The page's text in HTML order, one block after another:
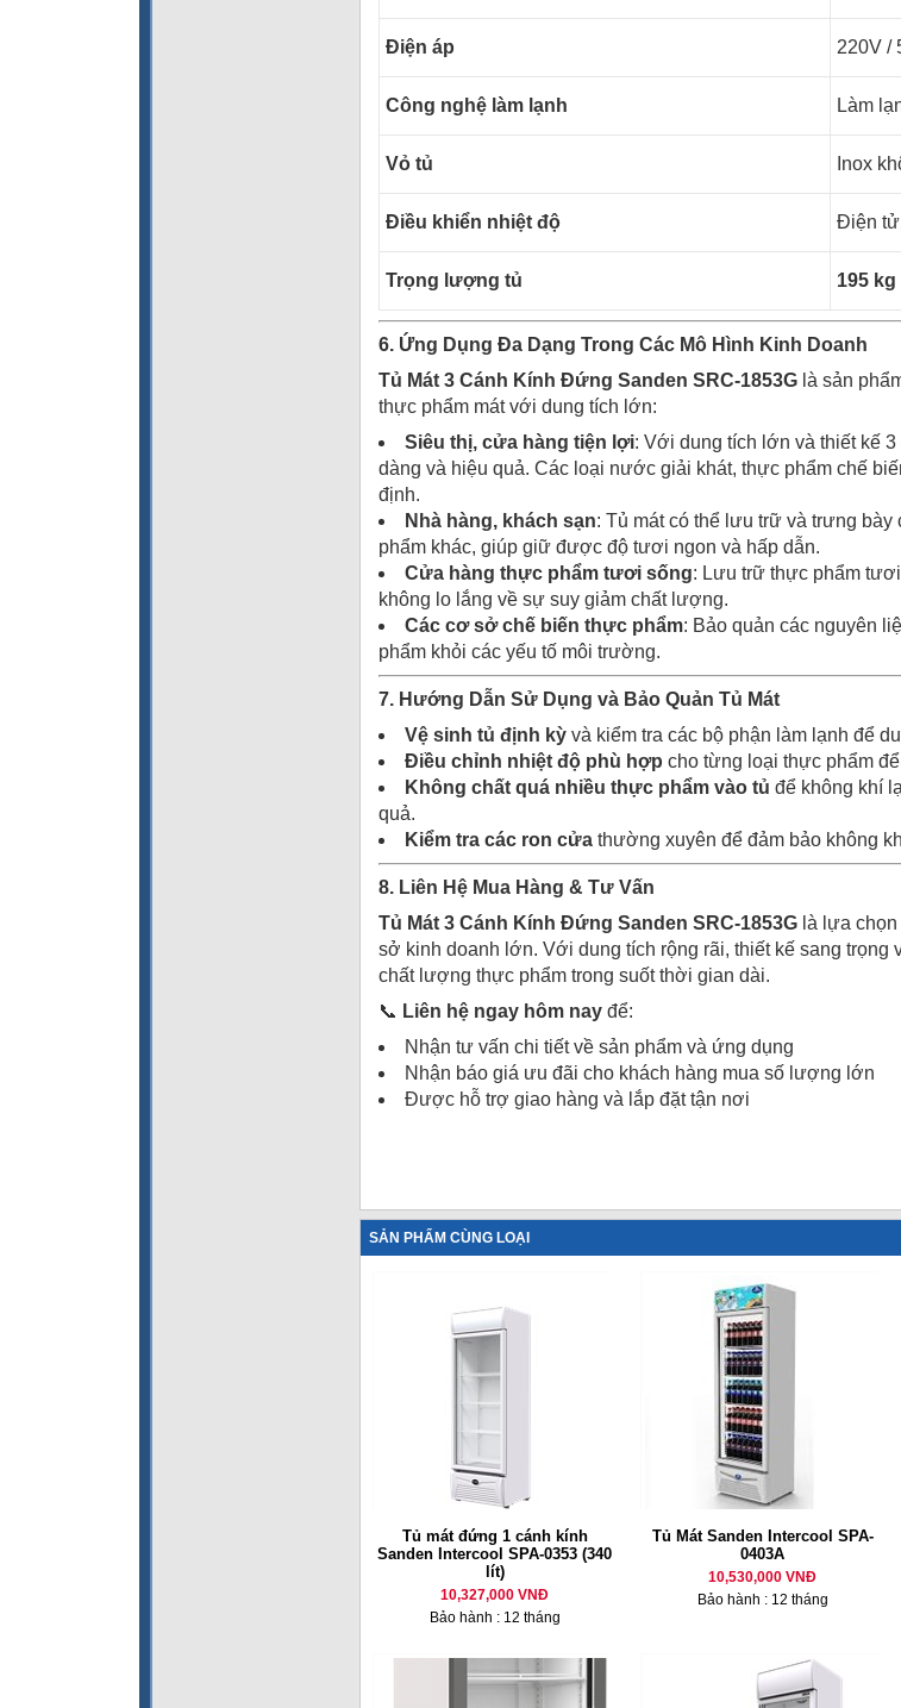
Điện áp 220V /
Công nghệ làm lạnh Làm
Vỏ tủ Inox
Điều khiển nhiệt độ Điện
Trọng lượng tủ 195 kg
6. Ứng Dụng Đa Dạng Trong Các Mô Hình Kinh Doanh
Tủ Mát 3 Cánh Kính Đứng Sanden SRC-1853G là sản
thực phẩm mát với dung tích lớn:
Siêu thị, cửa hàng tiện lợi: Với dung tích lớn và thiết kế
dàng và hiệu quả. Các loại nước giải khát, thực phẩm chế
định.
Nhà hàng, khách sạn: Tủ mát có thể lưu trữ và trưng
phẩm khác, giúp giữ được độ tươi ngon và hấp dẫn.
Cửa hàng thực phẩm tươi sống: Lưu trữ thực phẩm
không lo lắng về sự suy giảm chất lượng.
Các cơ sở chế biến thực phẩm: Bảo quản các nguyên
phẩm khỏi các yếu tố môi trường.
7. Hướng Dẫn Sử Dụng và Bảo Quản Tủ Mát
Vệ sinh tủ định kỳ và kiểm tra các bộ phận làm lạnh để
Điều chỉnh nhiệt độ phù hợp cho từng loại thực phẩm
Không chất quá nhiều thực phẩm vào tủ để không khí
quả.
Kiểm tra các ron cửa thường xuyên để đảm bảo không
8. Liên Hệ Mua Hàng & Tư Vấn
Tủ Mát 3 Cánh Kính Đứng Sanden SRC-1853G là lựa
sở kinh doanh lớn. Với dung tích rộng rãi, thiết kế sang trọng
chất lượng thực phẩm trong suốt thời gian dài.
📞 Liên hệ ngay hôm nay để:
Nhận tư vấn chi tiết về sản phẩm và ứng dụng
Nhận báo giá ưu đãi cho khách hàng mua số lượng lớn
Được hỗ trợ giao hàng và lắp đặt tận nơi
SẢN PHẨM CÙNG LOẠI
Tủ mát đứng 1 cánh kính
Sanden Intercool SPA-0353 (340
lít)
10,327,000 VNĐ
Bảo hành : 12 tháng
Tủ Mát Sanden Intercool SPA-
0403A
10,530,000 VNĐ
Bảo hành : 12 tháng